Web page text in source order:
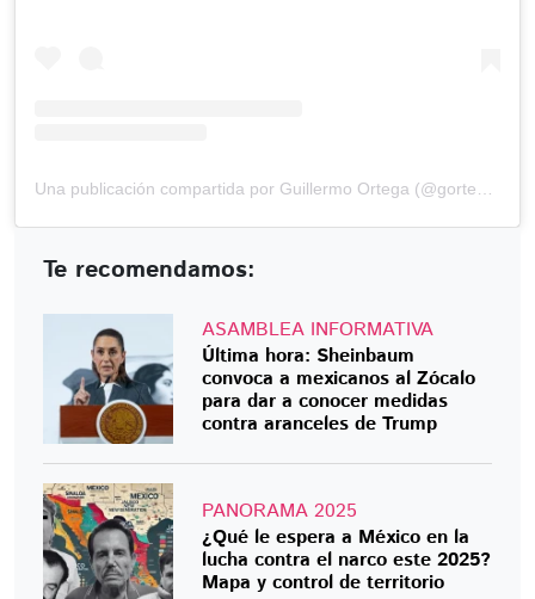
Te recomendamos:
ASAMBLEA INFORMATIVA
Última hora: Sheinbaum
convoca a mexicanos al Zócalo
para dar a conocer medidas
contra aranceles de Trump
PANORAMA 2025
¿Qué le espera a México en la
lucha contra el narco este 2025?
Mapa y control de territorio